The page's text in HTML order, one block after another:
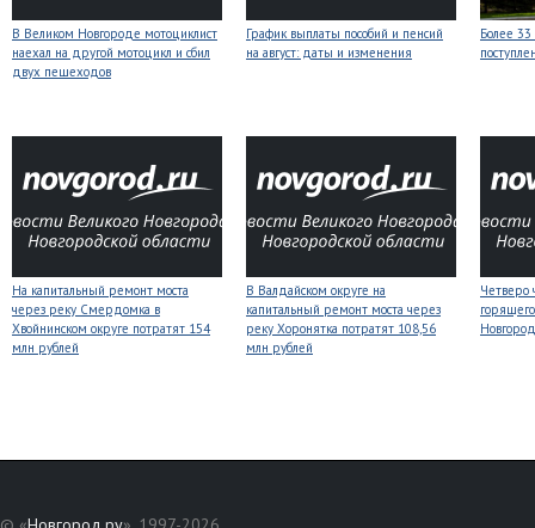
В Великом Новгороде мотоциклист
наехал на другой мотоцикл и сбил
двух пешеходов
График выплаты пособий и пенсий
на август: даты и изменения
Более 33
На капитальный ремонт моста
через реку Смердомка в
Хвойнинском округе потратят 154
млн рублей
В Валдайском округе на
капитальный ремонт моста через
реку Хоронятка потратят 108,56
млн рублей
Четверо